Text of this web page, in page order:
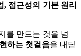
접근성의 기본 원리
를 만드는 것을 넘
하는 첫걸음을 내딛